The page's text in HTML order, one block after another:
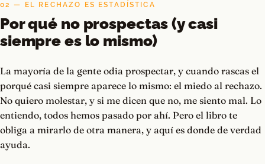
02 — EL RECHAZO ES ESTADÍSTICA
Por qué no prospectas (y casi
siempre es lo mismo)
La mayoría de la gente odia prospectar, y cuando rascas el
porqué casi siempre aparece lo mismo: el miedo al rechazo.
No quiero molestar, y si me dicen que no, me siento mal. Lo
entiendo, todos hemos pasado por ahí. Pero el libro te
obliga a mirarlo de otra manera, y aquí es donde de verdad
ayuda.